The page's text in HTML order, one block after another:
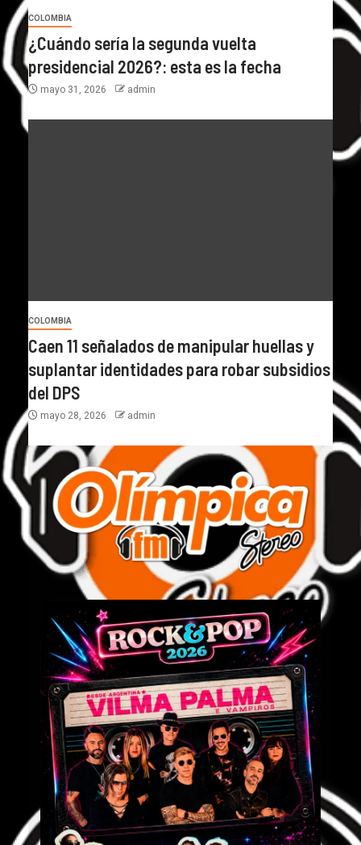
COLOMBIA
¿Cuándo sería la segunda vuelta
presidencial 2026?: esta es la fecha
mayo 31, 2026 admin
COLOMBIA
Caen 11 señalados de manipular huellas y
suplantar identidades para robar subsidios
del DPS
mayo 28, 2026 admin